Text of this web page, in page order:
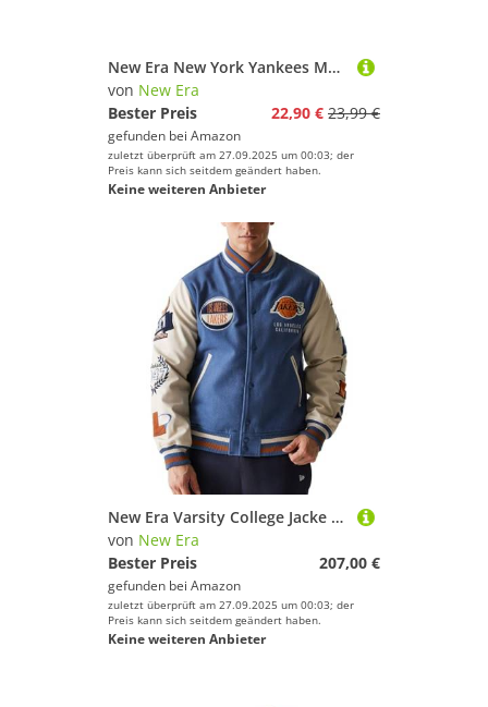
New Era New York Yankees MLB League Essential Lavender 9Forty Adjustable Women Cap - One-Size
von New Era
Bester Preis
22,90 € 23,99 €
gefunden bei Amazon
zuletzt überprüft am 27.09.2025 um 00:03; der
Preis kann sich seitdem geändert haben.
Keine weiteren Anbieter
New Era Varsity College Jacke - NBA Los Angeles Lakers - M
von New Era
Bester Preis
207,00 €
gefunden bei Amazon
zuletzt überprüft am 27.09.2025 um 00:03; der
Preis kann sich seitdem geändert haben.
Keine weiteren Anbieter